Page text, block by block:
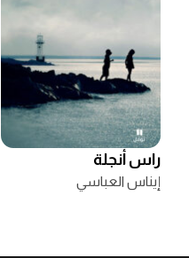
راس أنجلة
إيناس العباسي